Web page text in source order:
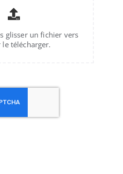
glisser un fichier vers
télécharger.